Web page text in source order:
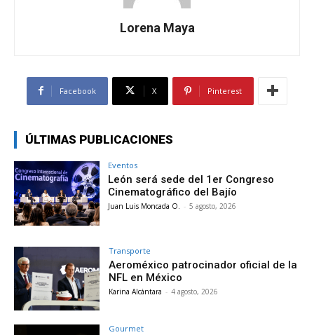
Lorena Maya
Facebook X Pinterest
ÚLTIMAS PUBLICACIONES
Eventos
León será sede del 1er Congreso
Cinematográfico del Bajío
Juan Luis Moncada O. - 5 agosto, 2026
Transporte
Aeroméxico patrocinador oficial de la
NFL en México
Karina Alcántara - 4 agosto, 2026
Gourmet